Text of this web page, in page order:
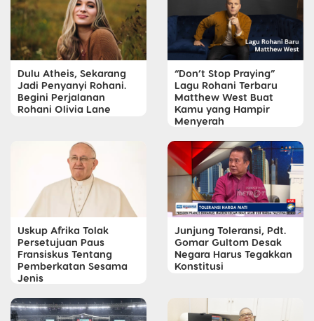
Dulu Atheis, Sekarang
Jadi Penyanyi Rohani.
Begini Perjalanan
Rohani Olivia Lane
“Don’t Stop Praying”
Lagu Rohani Terbaru
Matthew West Buat
Kamu yang Hampir
Menyerah
Uskup Afrika Tolak
Persetujuan Paus
Fransiskus Tentang
Pemberkatan Sesama
Jenis
Junjung Toleransi, Pdt.
Gomar Gultom Desak
Negara Harus Tegakkan
Konstitusi